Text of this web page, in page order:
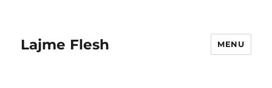
Lajme Flesh MENU